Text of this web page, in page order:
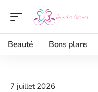
Beauté Bons plans
7 juillet 2026